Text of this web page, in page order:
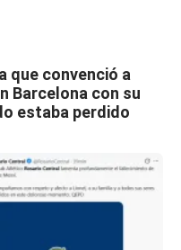
que convenció a
Barcelona con su
estaba perdido